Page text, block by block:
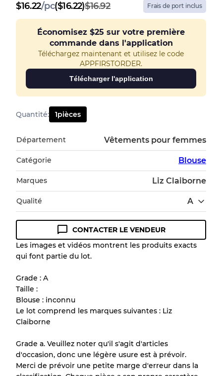
$16.22/pc($16.22)$16.92 Frais de port inclus
Économisez $25 sur votre première
commande dans l'application
Téléchargez maintenant et utilisez le code
APPFIRSTORDER.
Télécharger l'application
Quantité: 1pièces
Département Vêtements pour femmes
Catégorie Blouse
Marques Liz Claiborne
Qualité A
Guide des conditions
Tous les produits incluent un niveau de
de chaque article avant l'achat.
Il y a une marge d'erreur allant jusqu'à
en raison de la vente en gros
Notre système à 3 niveaux
CONTACTER LE VENDEUR
Les images et vidéos montrent les produits exacts
qui font partie du lot.
Grade : A
Taille :
Blouse : inconnu
Le lot comprend les marques suivantes : Liz
Claiborne
Grade a. Veuillez noter qu'il s'agit d'articles
d'occasion, donc une légère usure est à prévoir.
Merci de prévoir une petite marge d'erreur dans la